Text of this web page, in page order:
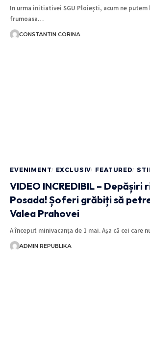
In urma initiativei SGU Ploiești, acum ne putem
frumoasa…
CONSTANTIN CORINA
EVENIMENT EXCLUSIV FEATURED
VIDEO INCREDIBIL – Depășiri
Posada! Șoferi grăbiți să
Valea Prahovei
A început minivacanța de 1 mai. Așa că cei care
ADMIN REPUBLIKA